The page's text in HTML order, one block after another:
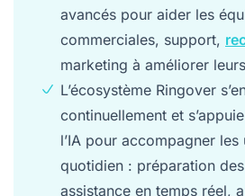
L’écosystème Ringover
continuellement et
l’IA pour accompagner les
quotidien : préparation des
assistance en temps réel,
coaching.
Pour en savoir plus sur les
contactez notre équipe dès